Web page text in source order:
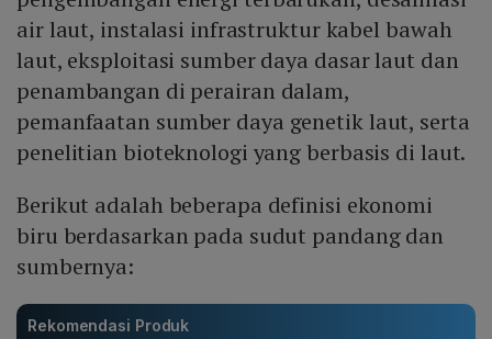
air laut, instalasi infrastruktur kabel bawah
laut, eksploitasi sumber daya dasar laut dan
penambangan di perairan dalam,
pemanfaatan sumber daya genetik laut, serta
penelitian bioteknologi yang berbasis di laut.
Berikut adalah beberapa definisi ekonomi
biru berdasarkan pada sudut pandang dan
sumbernya:
Rekomendasi Produk